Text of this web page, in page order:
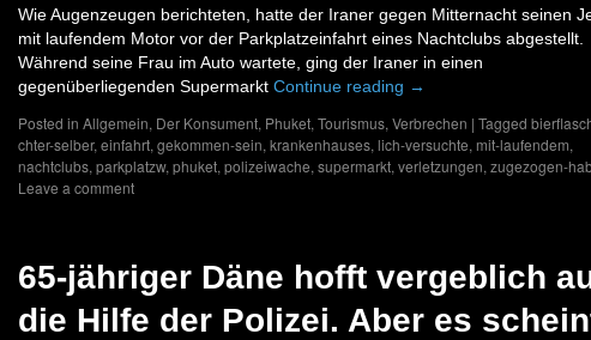
Wie Augenzeugen berichteten, hatte der Iraner gegen Mitternacht seinen
mit laufendem Motor vor der Parkplatzeinfahrt eines Nachtclubs abgestellt.
Während seine Frau im Auto wartete, ging der Iraner in einen
gegenüberliegenden Supermarkt Continue reading →
Posted in Allgemein, Der Konsument, Phuket, Tourismus, Verbrechen | Tagged
chter-selber, einfahrt, gekommen-sein, krankenhauses, lich-versuchte, mit-laufendem,
nachtclubs, parkplatzw, phuket, polizeiwache, supermarkt, verletzungen, zugezogen-
Leave a comment
65-jähriger Däne hofft vergeblich
die Hilfe der Polizei. Aber es